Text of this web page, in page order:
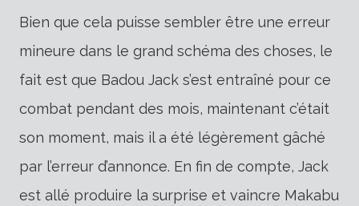
Bien que cela puisse sembler être une erreur
mineure dans le grand schéma des choses, le
fait est que Badou Jack s’est entraîné pour ce
combat pendant des mois, maintenant c’était
son moment, mais il a été légèrement gâché
par l’erreur d’annonce. En fin de compte, Jack
est allé produire la surprise et vaincre Makabu